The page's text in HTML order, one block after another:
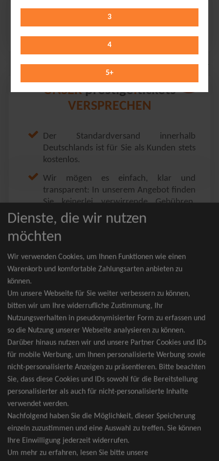
3
4
5+
Thursday 01.10.2026
UNSERprestige.tickets
VERSPRECHEN
Der Standardversand innerhalb
Deutschlands ist für Sie als Kunden stets
kostenlos.
Wir mögen es einfach, klar und
transparent: In unserem Angebot finden
Sie keinerlei verwirrende Gebühren,
Zusatzangebote oder ähnliches.
Sie erhalten ausschließlich
zusammenhängende Sitzplätze, welche
nach der Bestplatzbuchung vergeben
werden.
wider Erwarten doch nicht verfügbar
sein, erhalten Sie von uns Tickets für die
nächst bessere Kategorie. Und das
kostenfrei und völlig automatisch.
TOP-Events
André Rieu Tickets
David Garrett Tickets
Andrea Berg Tickets
Backstreet Boys Tickets
Unheilig Tickets
Dienste, die wir nutzen
möchten
Wir verwenden Cookies, um Ihnen Funktionen wie einen
Warenkorb und komfortable Zahlungsarten anbieten zu
können.
Um unsere Webseite für Sie weiter verbessern zu können,
bitten wir um Ihre widerrufliche Zustimmung, Ihr
Nutzungsverhalten in pseudonymisierter Form zu erfassen und
so die Nutzung unserer Webseite analysieren zu können.
Darüber hinaus nutzen wir und unsere Partner Cookies und IDs
für mobile Werbung, um Ihnen personalisierte Werbung sowie
nicht-personalisierte Anzeigen zu präsentieren. Bitte beachten
Sie, dass diese Cookies und IDs sowohl für die Bereitstellung
personalisierter als auch für nicht-personalisierte Inhalte
verwendet werden.
Nachfolgend haben Sie die Möglichkeit, dieser Speicherung
einzeln zuzustimmen und eine Auswahl zu treffen. Sie können
Ihre Einwilligung jederzeit widerrufen.
Um mehr zu erfahren, lesen Sie bitte unsere